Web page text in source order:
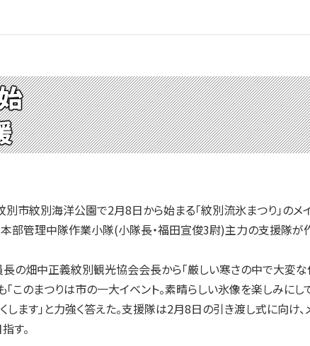
市紋別海洋公園で2月8日から始まる「紋別流氷まつり」の
部管理中隊作業小隊(小隊長・福田宣俊3尉)主力の支援隊が
の畑中正義紋別観光協会会長から「厳しい寒さの中で大変
「このまつりは市の一大イベント。素晴らしい氷像を楽しみに
ます」と力強く答えた。支援隊は2月8日の引き渡し式に向け
す。